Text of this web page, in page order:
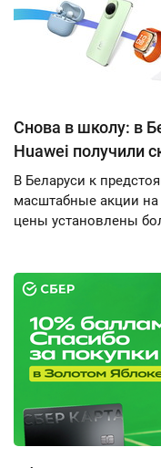
Снова в школу: в
Huawei получили
В Беларуси к
масштабные акции на
цены установлены